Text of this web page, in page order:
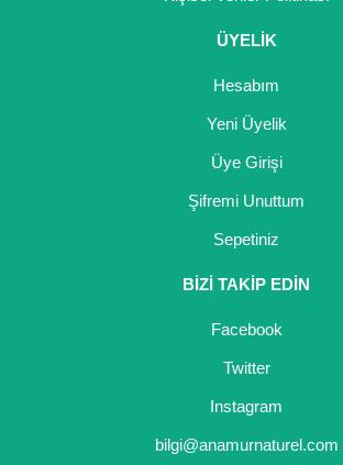
ÜYELİK
Hesabım
Yeni Üyelik
Üye Girişi
Şifremi Unuttum
Sepetiniz
BİZİ TAKİP EDİN
Facebook
Twitter
Instagram
bilgi@anamurnaturel.com